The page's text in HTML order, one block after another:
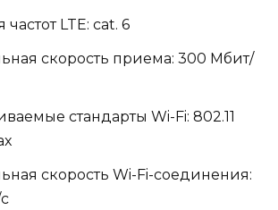
LTE: cat. 6
скорость приема: 300 Мбит/
стандарты Wi-Fi: 802.11
скорость Wi-Fi-соединения: